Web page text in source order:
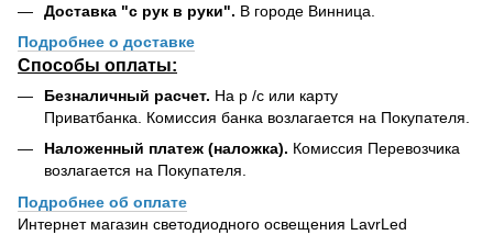
Доставка "с рук в руки". В городе Винница.
Подробнее о доставке
Способы оплаты:
Безналичный расчет. На р /с или карту
Приватбанка. Комиссия банка возлагается на Покупателя.
Наложенный платеж (наложка). Комиссия Перевозчика
возлагается на Покупателя.
Подробнее об оплате
Интернет магазин светодиодного освещения LavrLed